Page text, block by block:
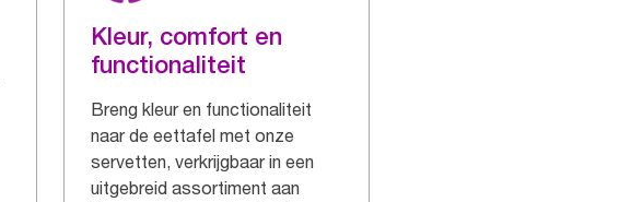
Kleur, comfort en
functionaliteit
Breng kleur en functionaliteit
naar de eettafel met onze
servetten, verkrijgbaar in een
uitgebreid assortiment aan